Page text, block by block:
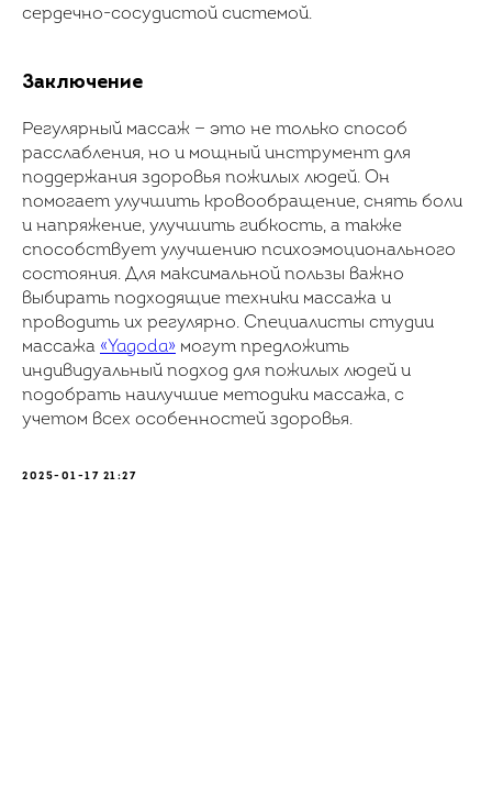
сердечно-сосудистой системой.
Заключение
Регулярный массаж — это не только способ
расслабления, но и мощный инструмент для
поддержания здоровья пожилых людей. Он
помогает улучшить кровообращение, снять боли
и напряжение, улучшить гибкость, а также
способствует улучшению психоэмоционального
состояния. Для максимальной пользы важно
выбирать подходящие техники массажа и
проводить их регулярно. Специалисты студии
массажа «Yagoda» могут предложить
индивидуальный подход для пожилых людей и
подобрать наилучшие методики массажа, с
учетом всех особенностей здоровья.
2025-01-17 21:27